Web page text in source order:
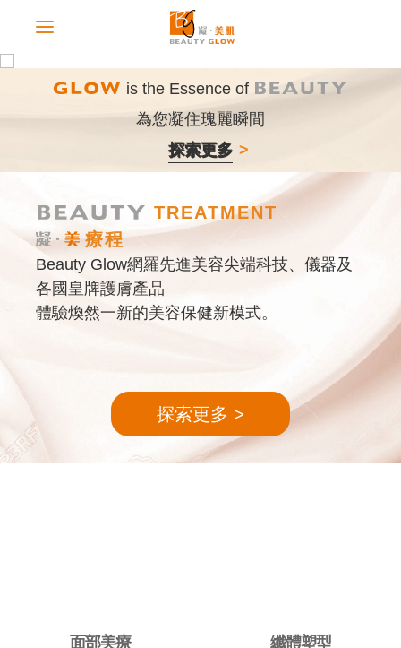
is the Essence of
為您凝住瑰麗瞬間
探索更多
TREATMENT
療程
Beauty Glow網羅先進美容尖端科技、儀器及
各國皇牌護膚產品
體驗煥然一新的美容保健新模式。
探索更多
面部美療 纖體塑型